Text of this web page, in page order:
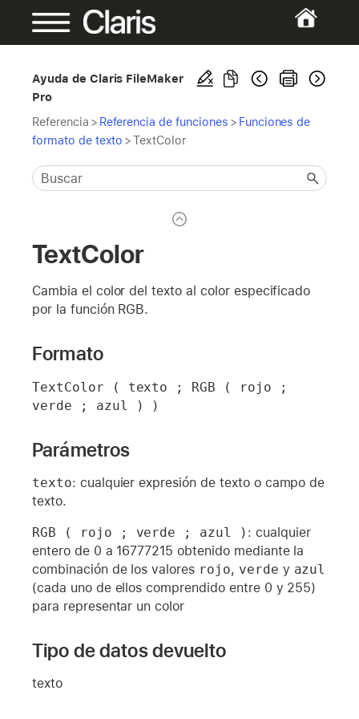
Ayuda de Claris FileMaker
Pro
Referencia > Referencia de funciones > Funciones de
formato de texto >TextColor
TextColor
Cambia el color del texto al color especificado
por la función RGB.
Formato
TextColor ( texto ; RGB ( rojo ;
verde ; azul ) )
Parámetros
texto: cualquier expresión de texto o campo de
texto.
RGB ( rojo ; verde ; azul ) : cualquier
entero de 0 a 16777215 obtenido mediante la
combinación de los valores rojo, verde y azul
(cada uno de ellos comprendido entre 0 y 255)
para representar un color
Tipo de datos devuelto
texto